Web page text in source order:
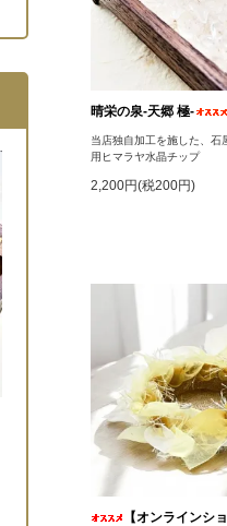
晴栄の泉‐天郷 極‐
当店独自加工を施した、石
用ヒマラヤ水晶チップ
2,200円(税200円)
【オンラインシ